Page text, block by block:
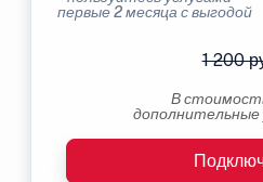
первые 2 месяца с выгодой
1 200
В
дополнительные